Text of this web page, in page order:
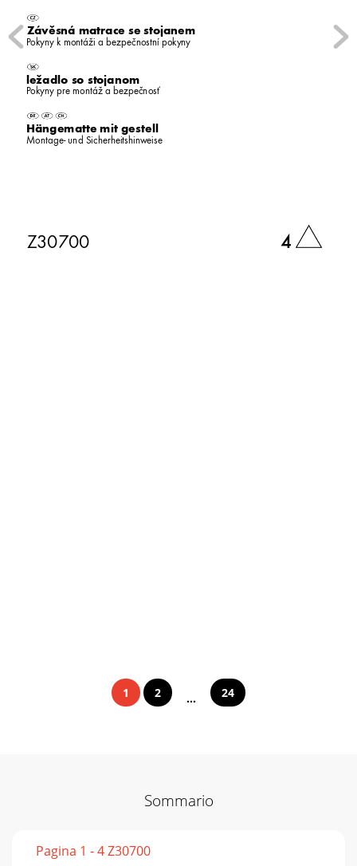
Závěsná matrace se stojanem
Pokyny k montáži a bezpečnostní pokyny
Hängematte mit gestell
Montage- und Sicherheitshinweise
ležadlo so stojanom
Pokyny pre montáž a bezpečnosť
4
Z30700
1 2 ... 24
Sommario
Pagina 1 - 4 Z30700